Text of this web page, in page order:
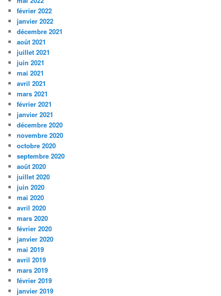
février 2022
janvier 2022
décembre 2021
août 2021
juillet 2021
juin 2021
mai 2021
avril 2021
mars 2021
février 2021
janvier 2021
décembre 2020
novembre 2020
octobre 2020
septembre 2020
août 2020
juillet 2020
juin 2020
mai 2020
avril 2020
mars 2020
février 2020
janvier 2020
mai 2019
avril 2019
mars 2019
février 2019
janvier 2019